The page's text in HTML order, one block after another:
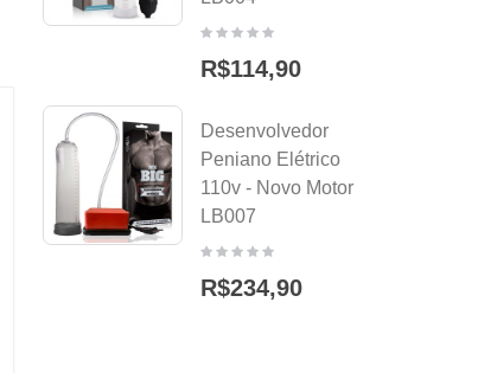
R$114,90
Desenvolvedor
Peniano Elétrico
110v - Novo Motor -
LB007
R$234,90